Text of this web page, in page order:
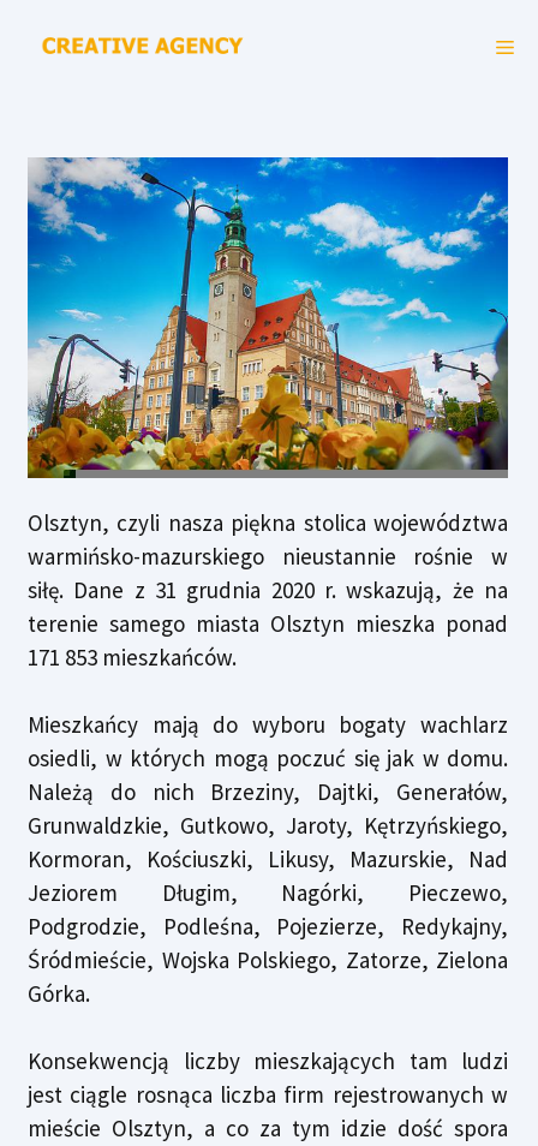
3 lipca 2018przezadmin
Olsztyn, czyli nasza piękna stolica województwa
warmińsko-mazurskiego nieustannie rośnie w
siłę. Dane z 31 grudnia 2020 r. wskazują, że na
terenie samego miasta Olsztyn mieszka ponad
171 853 mieszkańców.
Mieszkańcy mają do wyboru bogaty wachlarz
osiedli, w których mogą poczuć się jak w domu.
Należą do nich Brzeziny, Dajtki, Generałów,
Grunwaldzkie, Gutkowo, Jaroty, Kętrzyńskiego,
Kormoran, Kościuszki, Likusy, Mazurskie, Nad
Jeziorem Długim, Nagórki, Pieczewo,
Podgrodzie, Podleśna, Pojezierze, Redykajny,
Śródmieście, Wojska Polskiego, Zatorze, Zielona
Górka.
Konsekwencją liczby mieszkających tam ludzi
jest ciągle rosnąca liczba firm rejestrowanych w
mieście Olsztyn, a co za tym idzie dość spora